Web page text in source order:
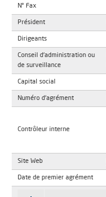
N° Fax
Président
Dirigeants
Conseil d'administration ou
de surveillance
Capital social
Numéro d'agrément
Contrôleur interne
Site Web
Date de premier agrément